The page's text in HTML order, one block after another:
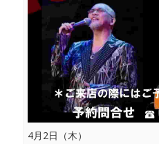
4月2日（木）